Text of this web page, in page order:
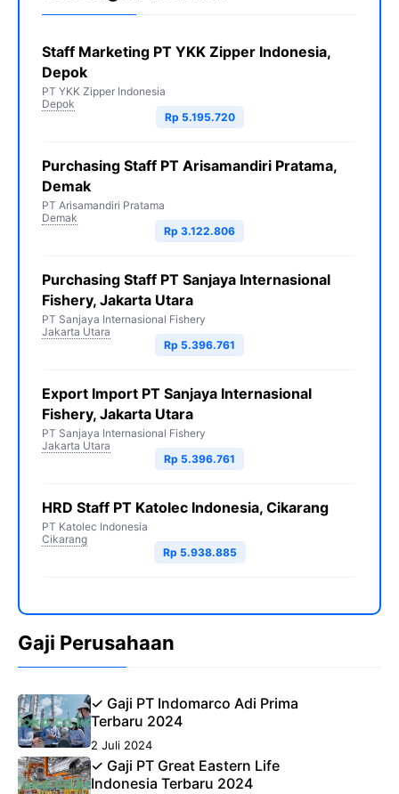
Staff Marketing PT YKK Zipper Indonesia,
Depok
PT YKK Zipper Indonesia
Depok
Rp 5.195.720
Purchasing Staff PT Arisamandiri Pratama,
Demak
PT Arisamandiri Pratama
Demak
Rp 3.122.806
Purchasing Staff PT Sanjaya Internasional
Fishery, Jakarta Utara
PT Sanjaya Internasional Fishery
Jakarta Utara
Rp 5.396.761
Export Import PT Sanjaya Internasional
Fishery, Jakarta Utara
PT Sanjaya Internasional Fishery
Jakarta Utara
Rp 5.396.761
HRD Staff PT Katolec Indonesia, Cikarang
PT Katolec Indonesia
Cikarang
Rp 5.938.885
Gaji Perusahaan
✓ Gaji PT Indomarco Adi Prima
Terbaru 2024
2 Juli 2024
✓ Gaji PT Great Eastern Life
Indonesia Terbaru 2024